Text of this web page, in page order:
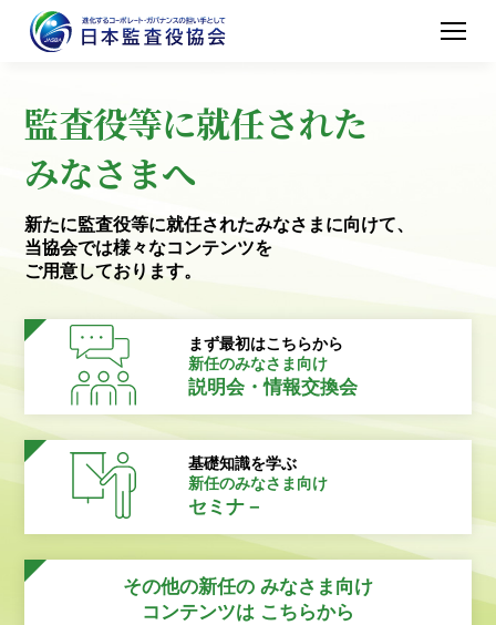
監査役等に就任された
みなさまへ
新たに監査役等に就任されたみなさまに向けて、
当協会では様々なコンテンツを
ご用意しております。
まず最初はこちらから
新任のみなさま向け
説明会・情報交換会
基礎知識を学ぶ
新任のみなさま向け
セミナ－
その他の新任の みなさま向け
コンテンツは こちらから